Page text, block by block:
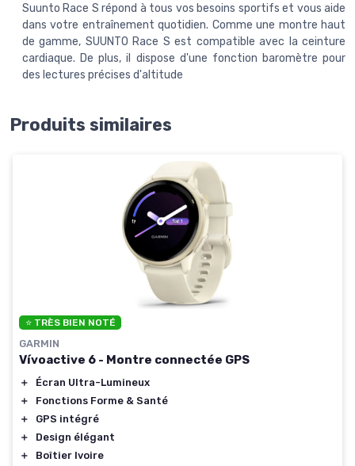
Suunto Race S répond à tous vos besoins sportifs et vous aide
dans votre entraînement quotidien. Comme une montre haut
de gamme, SUUNTO Race S est compatible avec la ceinture
cardiaque. De plus, il dispose d'une fonction baromètre pour
des lectures précises d'altitude
Produits similaires
⭐ TRÈS BIEN NOTÉ
GARMIN
Vívoactive 6 - Montre connectée GPS
＋
Écran Ultra-Lumineux
＋
Fonctions Forme & Santé
＋
GPS intégré
＋
Design élégant
＋
Boîtier Ivoire